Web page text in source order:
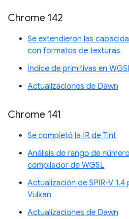
Chrome 142
Se extendieron las
con formatos de texturas
Índice de primitivas en
Actualizaciones de Dawn
Chrome 141
Se completó la IR de Tint
Análisis de rango de
compilador de WGSL
Actualización de SPIR-V
Vulkan
Actualizaciones de Dawn